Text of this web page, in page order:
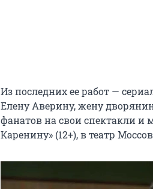
Из последних ее работ —
Елену Аверину, жену
фанатов на свои спектакли и
Каренину» (12+), в театр